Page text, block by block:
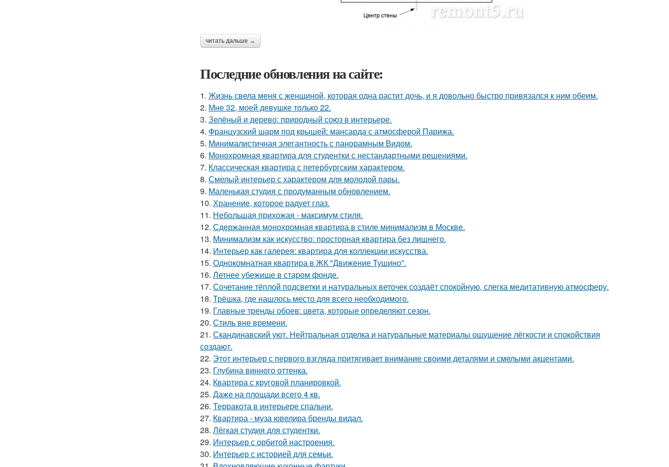
читать дальше →
Последние обновления на сайте:
1. Жизнь свела меня с женщиной, которая одна растит дочь, и я довольно быстро привязался к ним обеим.
2. Мне 32, моей девушке только 22.
3. Зелёный и дерево: природный союз в интерьере.
4. Французский шарм под крышей: мансарда с атмосферой Парижа.
5. Минималистичная элегантность с панорамным Видом.
6. Монохромная квартира для студентки с нестандартными решениями.
7. Классическая квартира с петербургским характером.
8. Смелый интерьер с характером для молодой пары.
9. Маленькая студия с продуманным обновлением.
10. Хранение, которое радует глаз.
11. Небольшая прихожая - максимум стиля.
12. Сдержанная монохромная квартира в стиле минимализм в Москве.
13. Минимализм как искусство: просторная квартира без лишнего.
14. Интерьер как галерея: квартира для коллекции искусства.
15. Однокомнатная квартира в ЖК "Движение Тушино".
16. Летнее убежище в старом фонде.
17. Сочетание тёплой подсветки и натуральных веточек создаёт спокойную, слегка медитативную атмосферу.
18. Трёшка, где нашлось место для всего необходимого.
19. Главные тренды обоев: цвета, которые определяют сезон.
20. Стиль вне времени.
21. Скандинавский уют. Нейтральная отделка и натуральные материалы ощущение лёгкости и спокойствия
создают.
22. Этот интерьер с первого взгляда притягивает внимание своими деталями и смелыми акцентами.
23. Глубина винного оттенка.
24. Квартира с круговой планировкой.
25. Даже на площади всего 4 кв.
26. Терракота в интерьере спальни.
27. Квартира - муза ювелира бренды видал.
28. Лёгкая студия для студентки.
29. Интерьер с орбитой настроения.
30. Интерьер с историей для семьи.